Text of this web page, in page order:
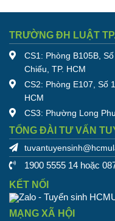
TRƯỜNG ĐH LUẬT
CS1: Phòng B105B,
Chiếu, TP. HCM
CS2: Phòng E107, Số
HCM
CS3: Phường Long
TỔNG ĐÀI TƯ VẤN
1900 5555 14 hoặc
KẾT NỐI
MẠNG XÃ HỘI